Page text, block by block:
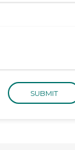
SUBMIT